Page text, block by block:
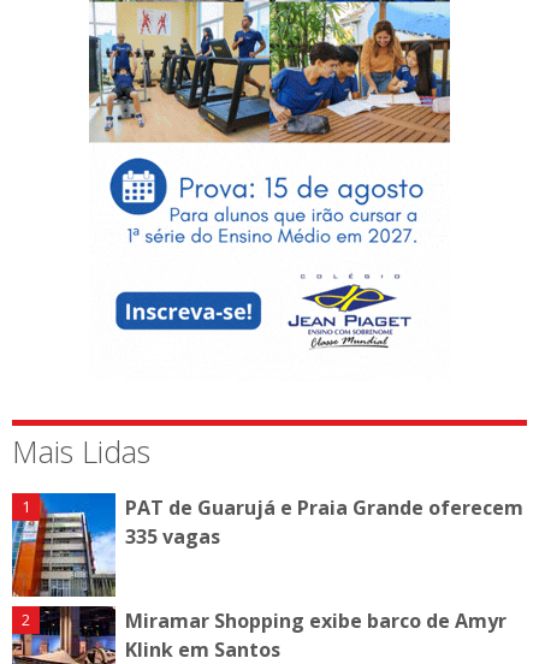
Mais Lidas
PAT de Guarujá e Praia Grande oferecem
335 vagas
Miramar Shopping exibe barco de Amyr
Klink em Santos